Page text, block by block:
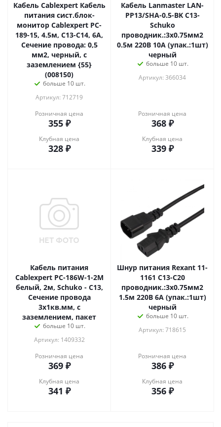
Кабель Cablexpert Кабель
питания сист.блок-
монитор Cablexpert PC-
189-15, 4.5м, C13-C14, 6А,
Сечение провода: 0,5
мм2, черный, с
заземлением {55}
(008150)
больше 10 шт.
Артикул: 712719
Розничная цена
355₽
Клубная цена
328₽
Кабель Lanmaster LAN-
PP13/SHA-0.5-BK C13-
Schuko
проводник.:3x0.75мм2
0.5м 220В 10А (упак.:1шт)
черный
больше 10 шт.
Артикул: 366034
Розничная цена
368₽
Клубная цена
339₽
Кабель питания
Cablexpert PC-186W-1-2M
белый, 2м, Schuko - C13,
Сечение провода
3x1кв.мм, с
заземлением, пакет
больше 10 шт.
Артикул: 1409332
Розничная цена
369₽
Клубная цена
341 ₽
Шнур питания Rexant 11-
1161 C13-C20
проводник.:3x0.75мм2
1.5м 220В 6А (упак.:1шт)
черный
больше 10 шт.
Артикул: 718615
Розничная цена
386₽
Клубная цена
356₽